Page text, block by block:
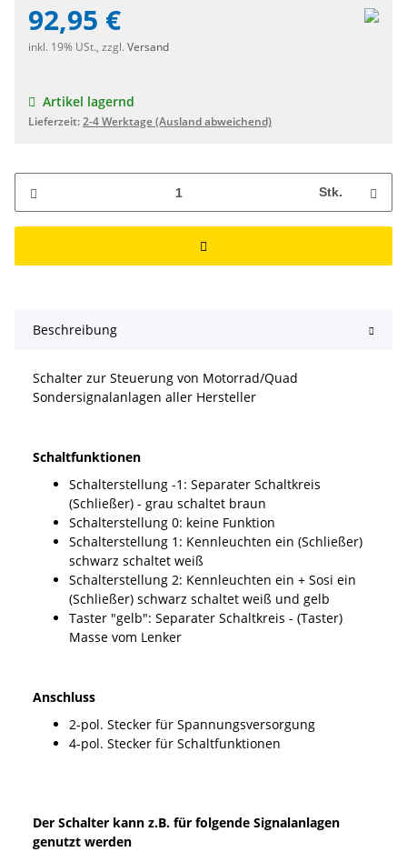
92,95 €
inkl. 19% USt., zzgl. Versand
Artikel lagernd
Lieferzeit:2-4 Werktage(Ausland abweichend)
Stk.
Beschreibung
Schalter zur Steuerung von Motorrad/Quad
Sondersignalanlagen aller Hersteller
Schaltfunktionen
Schalterstellung -1: Separater Schaltkreis
(Schließer) - grau schaltet braun
Schalterstellung 0: keine Funktion
Schalterstellung 1: Kennleuchten ein (Schließer)
schwarz schaltet weiß
Schalterstellung 2: Kennleuchten ein + Sosi ein
(Schließer) schwarz schaltet weiß und gelb
Taster "gelb": Separater Schaltkreis - (Taster)
Masse vom Lenker
Anschluss
2-pol. Stecker für Spannungsversorgung
4-pol. Stecker für Schaltfunktionen
Der Schalter kann z.B. für folgende Signalanlagen
genutzt werden